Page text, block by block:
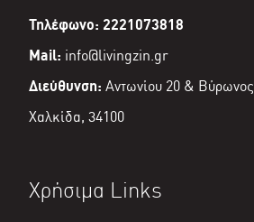
Τηλέφωνο: 2221073818
Mail: info@livingzin.gr
Διεύθυνση: Αντωνίου 20 & Βύρωνος
Χαλκίδα, 34100
Χρήσιμα Links